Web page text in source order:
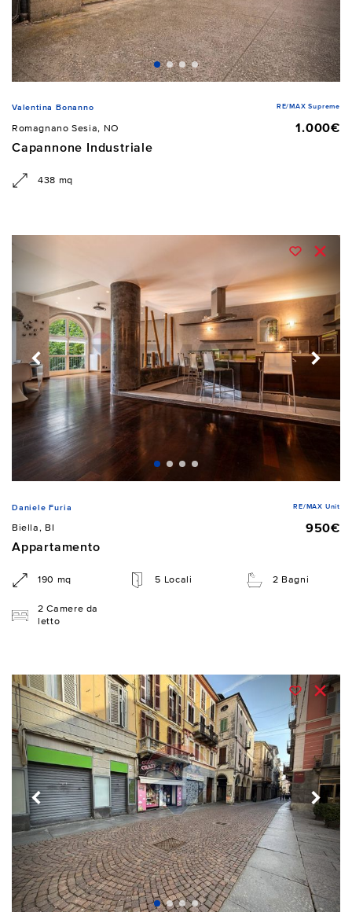
Valentina Bonanno RE/MAX Supreme
Romagnano Sesia, NO
1.000€
Capannone Industriale
438 mq
Daniele Furia RE/MAX Unit
Biella, BI
950€
Appartamento
190 mq 5 Locali 2 Bagni
2 Camere da
letto